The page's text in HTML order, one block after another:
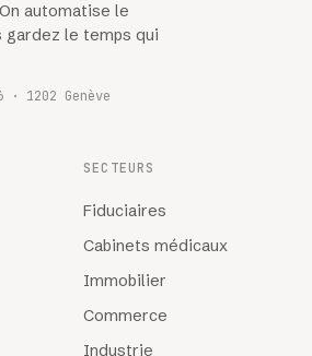
automatise le
le temps qui
· 1202 Genève
SECTEURS
Fiduciaires
Cabinets médicaux
Immobilier
Commerce
Industrie